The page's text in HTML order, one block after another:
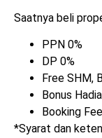
Saatnya beli
PPN 0%
DP 0%
Free SHM,
Bonus
Booking
*Syarat dan